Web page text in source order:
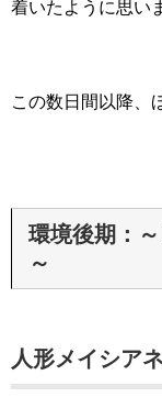
着いたように思い
この数日間以降、
環境後期：
～
人形メイシア